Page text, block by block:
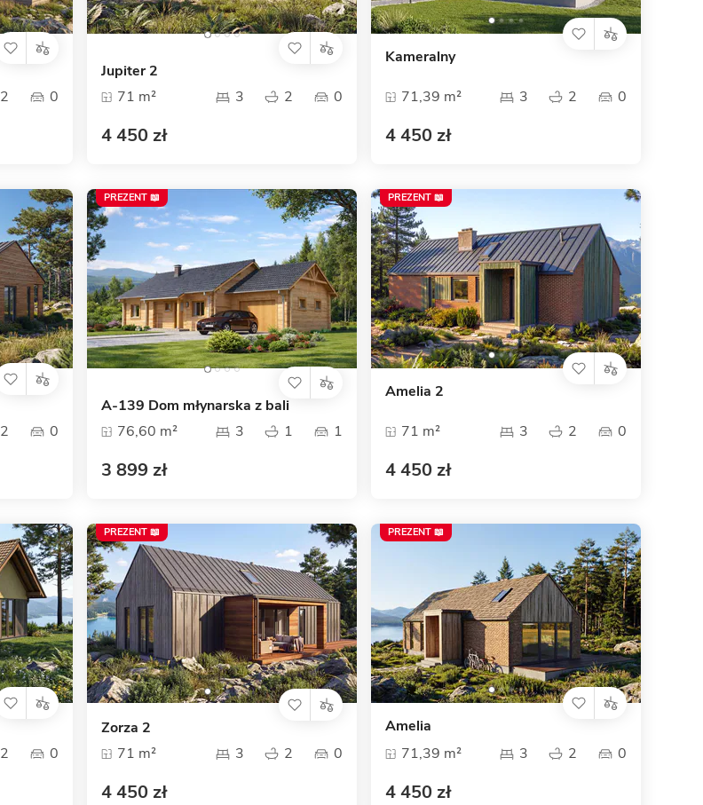
2 0
Jupiter 2
71 m²
3 2 0
4 450 zł
Kameralny
71,39 m² 3 2 0
4 450 zł
2 0
A-139 Dom młynarska z bali
76,60 m²
3 1 1
3 899 zł
PREZENT 📖
Amelia 2
71 m² 3 2 0
4 450 zł
PREZENT 📖
2 0
Zorza 2
71 m²
3 2 0
4 450 zł
PREZENT 📖
Amelia
71,39 m²
3 2 0
4 450 zł
PREZENT 📖